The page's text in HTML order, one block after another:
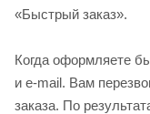
«Быстрый заказ».
Когда оформляете
и e-mail. Вам
заказа. По